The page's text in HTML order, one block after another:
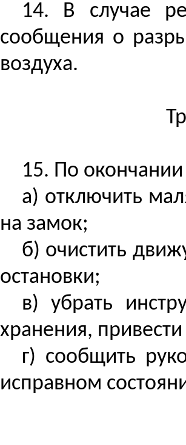
14. В случае
сообщения о
воздуха.
15. По
а) отключить
на замок;
б) очистить
остановки;
в) убрать
хранения,
г) сообщить
исправном